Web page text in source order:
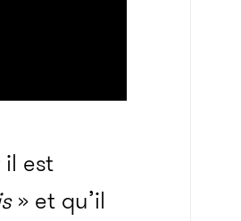
est
» et qu’il